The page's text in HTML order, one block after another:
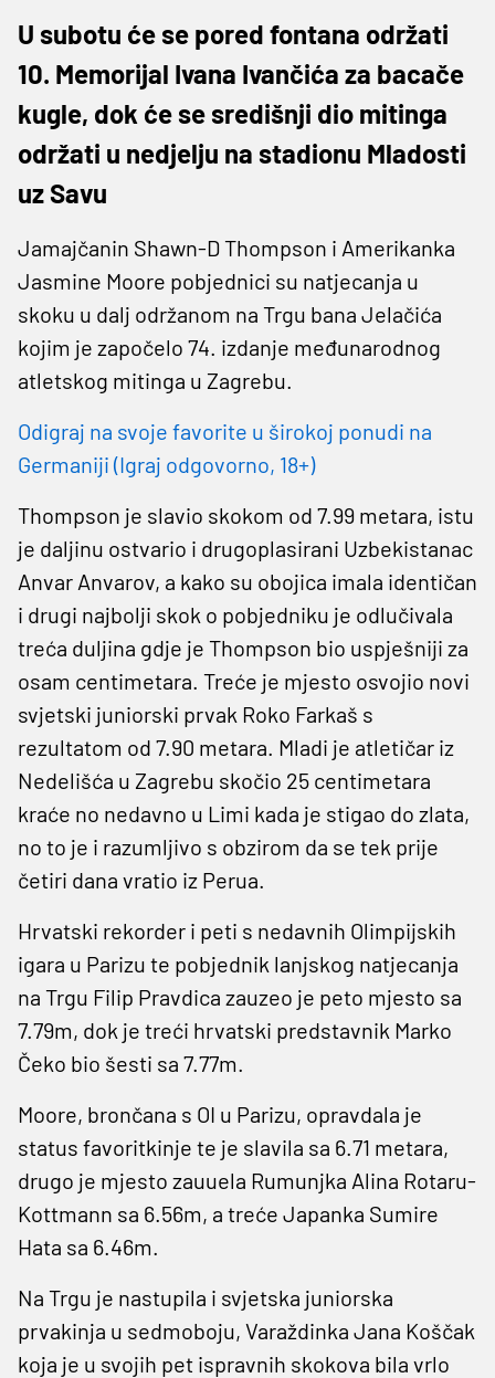
U subotu će se pored fontana održati
10. Memorijal Ivana Ivančića za bacače
kugle, dok će se središnji dio mitinga
održati u nedjelju na stadionu Mladosti
uz Savu
Jamajčanin Shawn-D Thompson i Amerikanka
Jasmine Moore pobjednici su natjecanja u
skoku u dalj održanom na Trgu bana Jelačića
kojim je započelo 74. izdanje međunarodnog
atletskog mitinga u Zagrebu.
Odigraj na svoje favorite u širokoj ponudi na
Germaniji (Igraj odgovorno, 18+)
Thompson je slavio skokom od 7.99 metara, istu
je daljinu ostvario i drugoplasirani Uzbekistanac
Anvar Anvarov, a kako su obojica imala identičan
i drugi najbolji skok o pobjedniku je odlučivala
treća duljina gdje je Thompson bio uspješniji za
osam centimetara. Treće je mjesto osvojio novi
svjetski juniorski prvak Roko Farkaš s
rezultatom od 7.90 metara. Mladi je atletičar iz
Nedelišća u Zagrebu skočio 25 centimetara
kraće no nedavno u Limi kada je stigao do zlata,
no to je i razumljivo s obzirom da se tek prije
četiri dana vratio iz Perua.
Hrvatski rekorder i peti s nedavnih Olimpijskih
igara u Parizu te pobjednik lanjskog natjecanja
na Trgu Filip Pravdica zauzeo je peto mjesto sa
7.79m, dok je treći hrvatski predstavnik Marko
Čeko bio šesti sa 7.77m.
Moore, brončana s OI u Parizu, opravdala je
status favoritkinje te je slavila sa 6.71 metara,
drugo je mjesto zauuela Rumunjka Alina Rotaru-
Kottmann sa 6.56m, a treće Japanka Sumire
Hata sa 6.46m.
Na Trgu je nastupila i svjetska juniorska
prvakinja u sedmoboju, Varaždinka Jana Koščak
koja je u svojih pet ispravnih skokova bila vrlo